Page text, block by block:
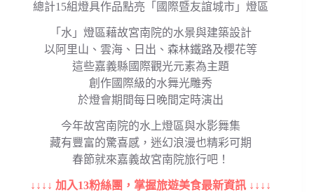
總計15組燈具作品點亮「國際暨友誼城市」燈區
「水」燈區藉故宮南院的水景與建築設計
以阿里山、雲海、日出、森林鐵路及櫻花等
這些嘉義縣國際觀光元素為主題
創作國際級的水舞光雕秀
於燈會期間每日晚間定時演出
今年故宮南院的水上燈區與水影舞集
藏有豐富的驚喜感，迷幻浪漫也精彩可期
春節就來嘉義故宮南院旅行吧！
↓↓↓↓ 加入13粉絲團，掌握旅遊美食最新資訊 ↓↓↓↓